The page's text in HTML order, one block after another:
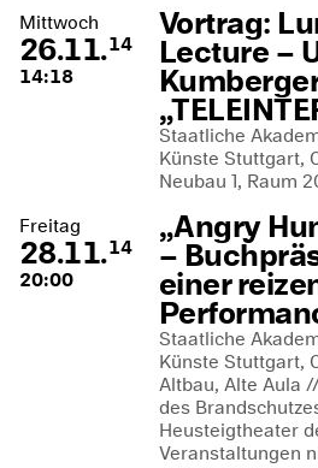
Mittwoch
26.11.14
14:18
Vortrag:
Lecture –
Staatliche
Künste Stuttgart,
Neubau 1, Raum
Freitag
28.11.14
20:00
„Angry
–
einer
Staatliche
Künste Stuttgart,
Altbau, Alte Aula
des
Heusteigtheater
Veranstaltungen